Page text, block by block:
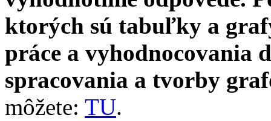
ktorých sú tabuľky a
práce a vyhodnocovania
spracovania a tvorby
môžete: TU.